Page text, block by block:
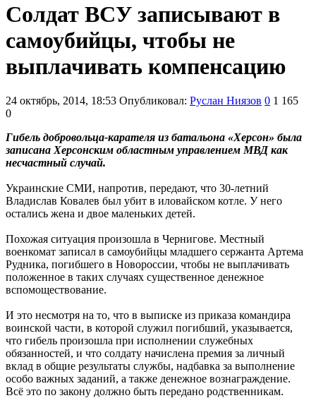
Солдат ВСУ записывают в
самоубийцы, чтобы не
выплачивать компенсацию
24 октябрь, 2014, 18:53 Опубликовал: Руслан Ниязов 0 1 165
0
Гибель добровольца-карателя из батальона «Херсон» была
записана Херсонским областным управлением МВД как
несчастный случай.
Украинские СМИ, напротив, передают, что 30-летний
Владислав Ковалев был убит в иловайском котле. У него
остались жена и двое маленьких детей.
Похожая ситуация произошла в Чернигове. Местный
военкомат записал в самоубийцы младшего сержанта Артема
Рудника, погибшего в Новороссии, чтобы не выплачивать
положенное в таких случаях существенное денежное
вспомоществование.
И это несмотря на то, что в выписке из приказа командира
воинской части, в которой служил погибший, указывается,
что гибель произошла при исполнении служебных
обязанностей, и что солдату начислена премия за личный
вклад в общие результаты службы, надбавка за выполнение
особо важных заданий, а также денежное вознаграждение.
Всё это по закону должно быть передано родственникам.